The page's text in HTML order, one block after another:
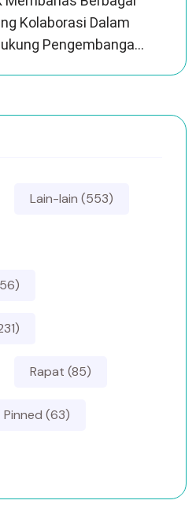
Kolaborasi Dalam
Pengembanga...
Lain-lain (553)
Rapat (85)
Pinned (63)